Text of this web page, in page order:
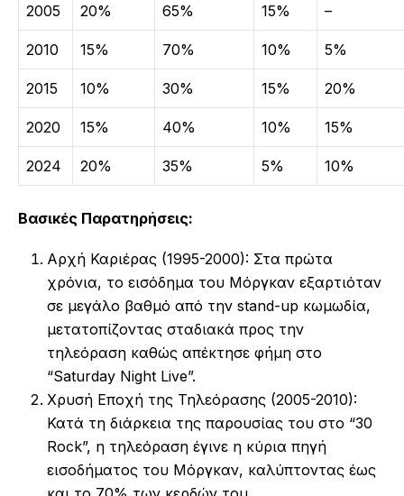
2005 20% 65% 15% –
2010 15% 70% 10% 5%
2015 10% 30% 15% 20%
2020 15% 40% 10% 15%
2024 20% 35% 5% 10%
Βασικές Παρατηρήσεις:
Αρχή Καριέρας (1995-2000): Στα πρώτα
χρόνια, το εισόδημα του Μόργκαν εξαρτιόταν
σε μεγάλο βαθμό από την stand-up κωμωδία,
μετατοπίζοντας σταδιακά προς την
τηλεόραση καθώς απέκτησε φήμη στο
“Saturday Night Live”.
Χρυσή Εποχή της Τηλεόρασης (2005-2010):
Κατά τη διάρκεια της παρουσίας του στο “30
Rock”, η τηλεόραση έγινε η κύρια πηγή
εισοδήματος του Μόργκαν, καλύπτοντας έως